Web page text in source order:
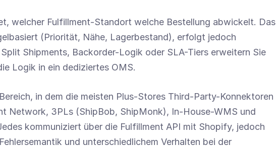
welcher Fulfillment-Standort welche Bestellung abwickelt. Das
(Priorität, Nähe, Lagerbestand), erfolgt jedoch
Shipments, Backorder-Logik oder SLA-Tiers erweitern Sie
Logik in ein dediziertes OMS.
in dem die meisten Plus-Stores Third-Party-Konnektoren
Network, 3PLs (ShipBob, ShipMonk), In-House-WMS und
kommuniziert über die Fulfillment API mit Shopify, jedoch
und unterschiedlichem Verhalten bei der